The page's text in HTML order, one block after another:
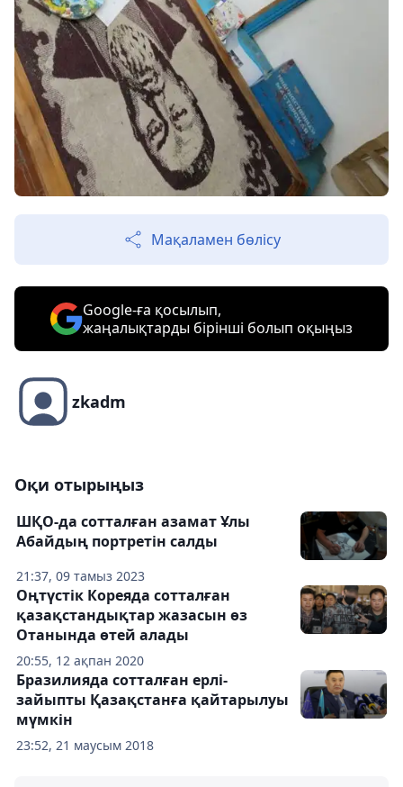
Мақаламен бөлісу
Google-ға қосылып,
жаңалықтарды бірінші болып оқыңыз
zkadm
Оқи отырыңыз
21:37, 09 тамыз 2023
ШҚО-да сотталған азамат Ұлы
Абайдың портретін салды
20:55, 12 ақпан 2020
Оңтүстік Кореяда сотталған
қазақстандықтар жазасын өз
Отанында өтей алады
23:52, 21 маусым 2018
Бразилияда сотталған ерлі-
зайыпты Қазақстанға қайтарылуы
мүмкін